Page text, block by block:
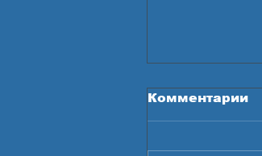
Комментарии